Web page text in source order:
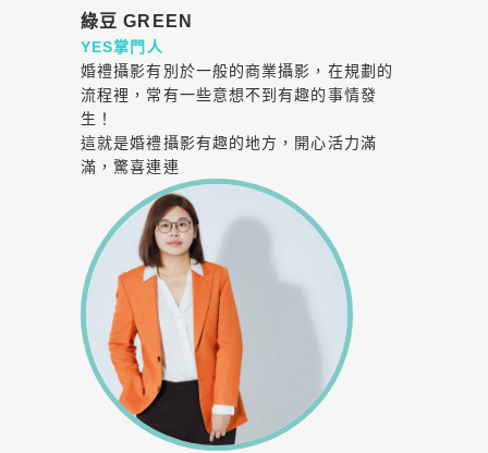
綠豆 GREEN
YES掌門人
婚禮攝影有別於一般的商業攝影，在規劃的
流程裡，常有一些意想不到有趣的事情發
生！
這就是婚禮攝影有趣的地方，開心活力滿
滿，驚喜連連